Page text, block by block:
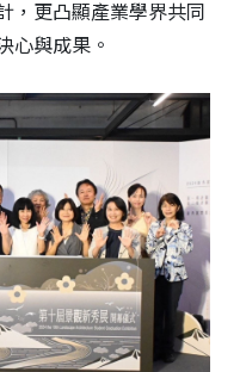
，更凸顯產業學界共同
心與成果。